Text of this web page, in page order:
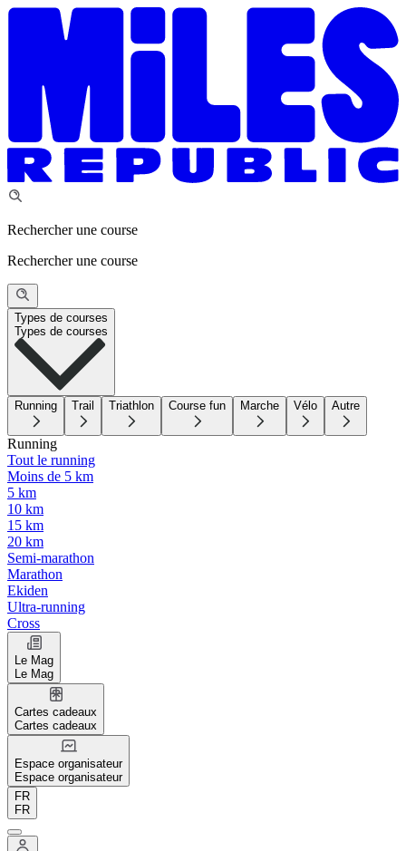
Rechercher une course
Rechercher une course
Types de courses
Types de courses
Running Trail Triathlon Course fun Marche Vélo Autre
Running
Tout le running
Moins de 5 km
5 km
10 km
15 km
20 km
Semi-marathon
Marathon
Ekiden
Ultra-running
Cross
Le Mag
Le Mag
Cartes cadeaux
Cartes cadeaux
Espace organisateur
Espace organisateur
FR
FR